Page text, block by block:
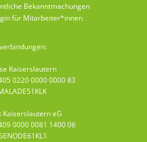
Bekanntmachungen
für Mitarbeiter*innen
Kaiserslautern
0220 0000 0000 83
Kaiserslautern eG
0000 0081 1400 06